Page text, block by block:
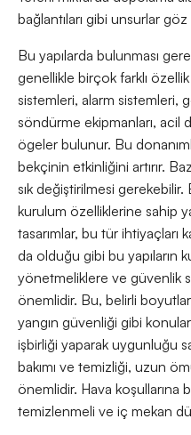
bağlantıları gibi unsurlar
Bu yapılarda bulunması
genellikle birçok farklı
sistemleri, alarm sistemleri,
söndürme ekipmanları, acil
ögeler bulunur. Bu
bekçinin etkinliğini artırır.
sık değiştirilmesi gerekebilir.
kurulum özelliklerine sahip
tasarımlar, bu tür ihtiyaçları
da olduğu gibi bu yapıların
yönetmeliklere ve güvenlik
önemlidir. Bu, belirli
yangın güvenliği gibi
işbirliği yaparak uygunluğu
bakımı ve temizliği, uzun
önemlidir. Hava koşullarına
temizlenmeli ve iç mekan